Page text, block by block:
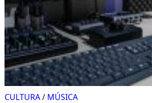
CULTURA/ MÚSICA